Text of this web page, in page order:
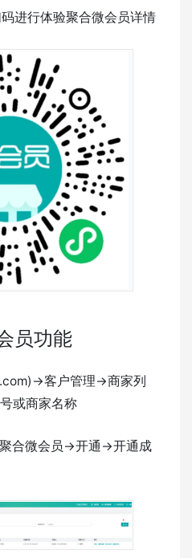
进行体验聚合微会员详情
员功能
>客户管理->商家列
或商家名称
合微会员->开通->开通成